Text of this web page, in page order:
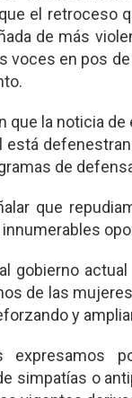
el retroceso
de más
voces en pos
que la noticia
está
de
que
gobierno
de las
y
expresamos
simpatías o